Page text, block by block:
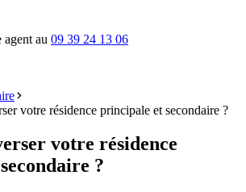
au 09 39 24 13 06
votre résidence principale et secondaire ?
votre résidence
?